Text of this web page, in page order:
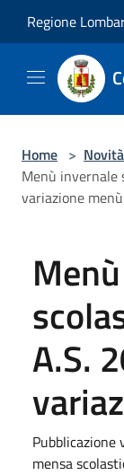
Regione
Home > Novità
Menù invernale
variazione menù
A.S.
Pubblicazione
mensa